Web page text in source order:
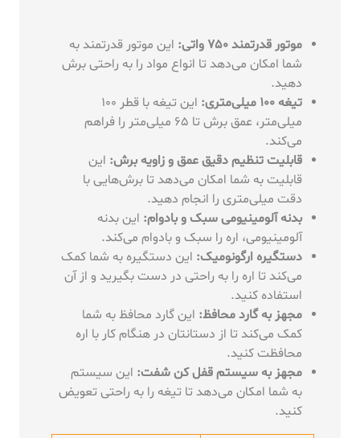
موتور قدرتمند 750 واتی:
این موتور قدرتمند به
شما امکان می‌دهد تا انواع مواد را به راحتی برش
دهید.
تیغه 100 میلی‌متری:
این تیغه با قطر 100
میلی‌متر، عمق برش تا 65 میلی‌متر را فراهم
می‌کند.
قابلیت تنظیم دقیق عمق و زاویه برش: این
قابلیت به شما امکان می‌دهد تا برش‌هایی با
دقت میلی‌متری را انجام دهید.
بدنه آلومینیومی سبک و بادوام: این بدنه
آلومینیومی، اره را سبک و بادوام می‌کند.
دستگیره ارگونومیک: این دستگیره به شما کمک
می‌کند تا اره را به راحتی در دست بگیرید و از آن
استفاده کنید.
مجهز به گارد محافظ: این گارد محافظ به شما
کمک می‌کند تا از دستانتان در هنگام کار با اره
محافظت کنید.
مجهز به سیستم قفل کن شفت: این سیستم
به شما امکان می‌دهد تا تیغه را به راحتی تعویض
کنید.